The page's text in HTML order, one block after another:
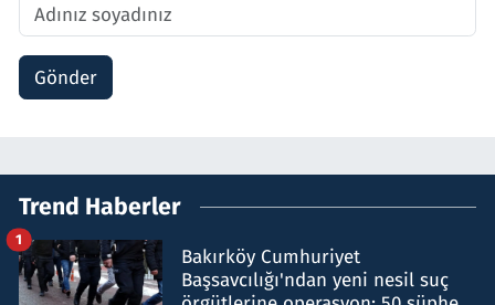
Gönder
Trend Haberler
Bakırköy Cumhuriyet
Başsavcılığı'ndan yeni nesil suç
1